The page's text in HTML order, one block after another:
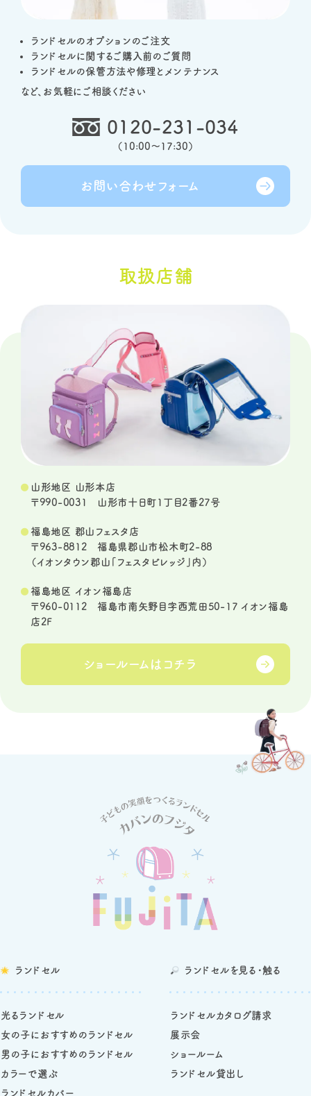
ランドセルのオプションのご注文
ランドセルに関するご購入前のご質問
ランドセルの保管方法や修理とメンテナンス
など、お気軽にご相談ください
0120-231-034
（ 10:00～17:30）
お問い合わせ フォーム
取扱店舗
山形地区 山形本店
〒990-0031 山形市十日町1丁目2番27号
福島地区 郡山フェスタ店
〒963-8812 福島県郡山市松木町2-88
（イオンタウン郡山「フェスタビレッジ」内）
福島地区 イオン福島店
〒960-0112 福島市南矢野目字西荒田50-17 イオン福島
店2F
ショールームは コチラ
ランドセル
光るランドセル
女の子におすすめのランドセル
男の子におすすめのランドセル
カラーで選ぶ
ランドセルカバー
ランドセルを 見る・触る
ランドセルカタログ請求
展示会
ショールーム
ランドセル貸出し